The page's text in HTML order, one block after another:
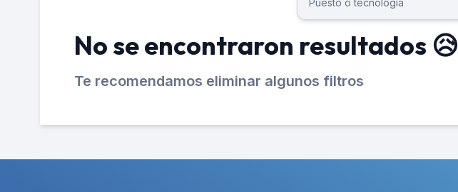
No se encontraron resultados 😥
Te recomendamos eliminar algunos filtros